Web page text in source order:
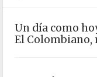
Un día como
El Colombiano,